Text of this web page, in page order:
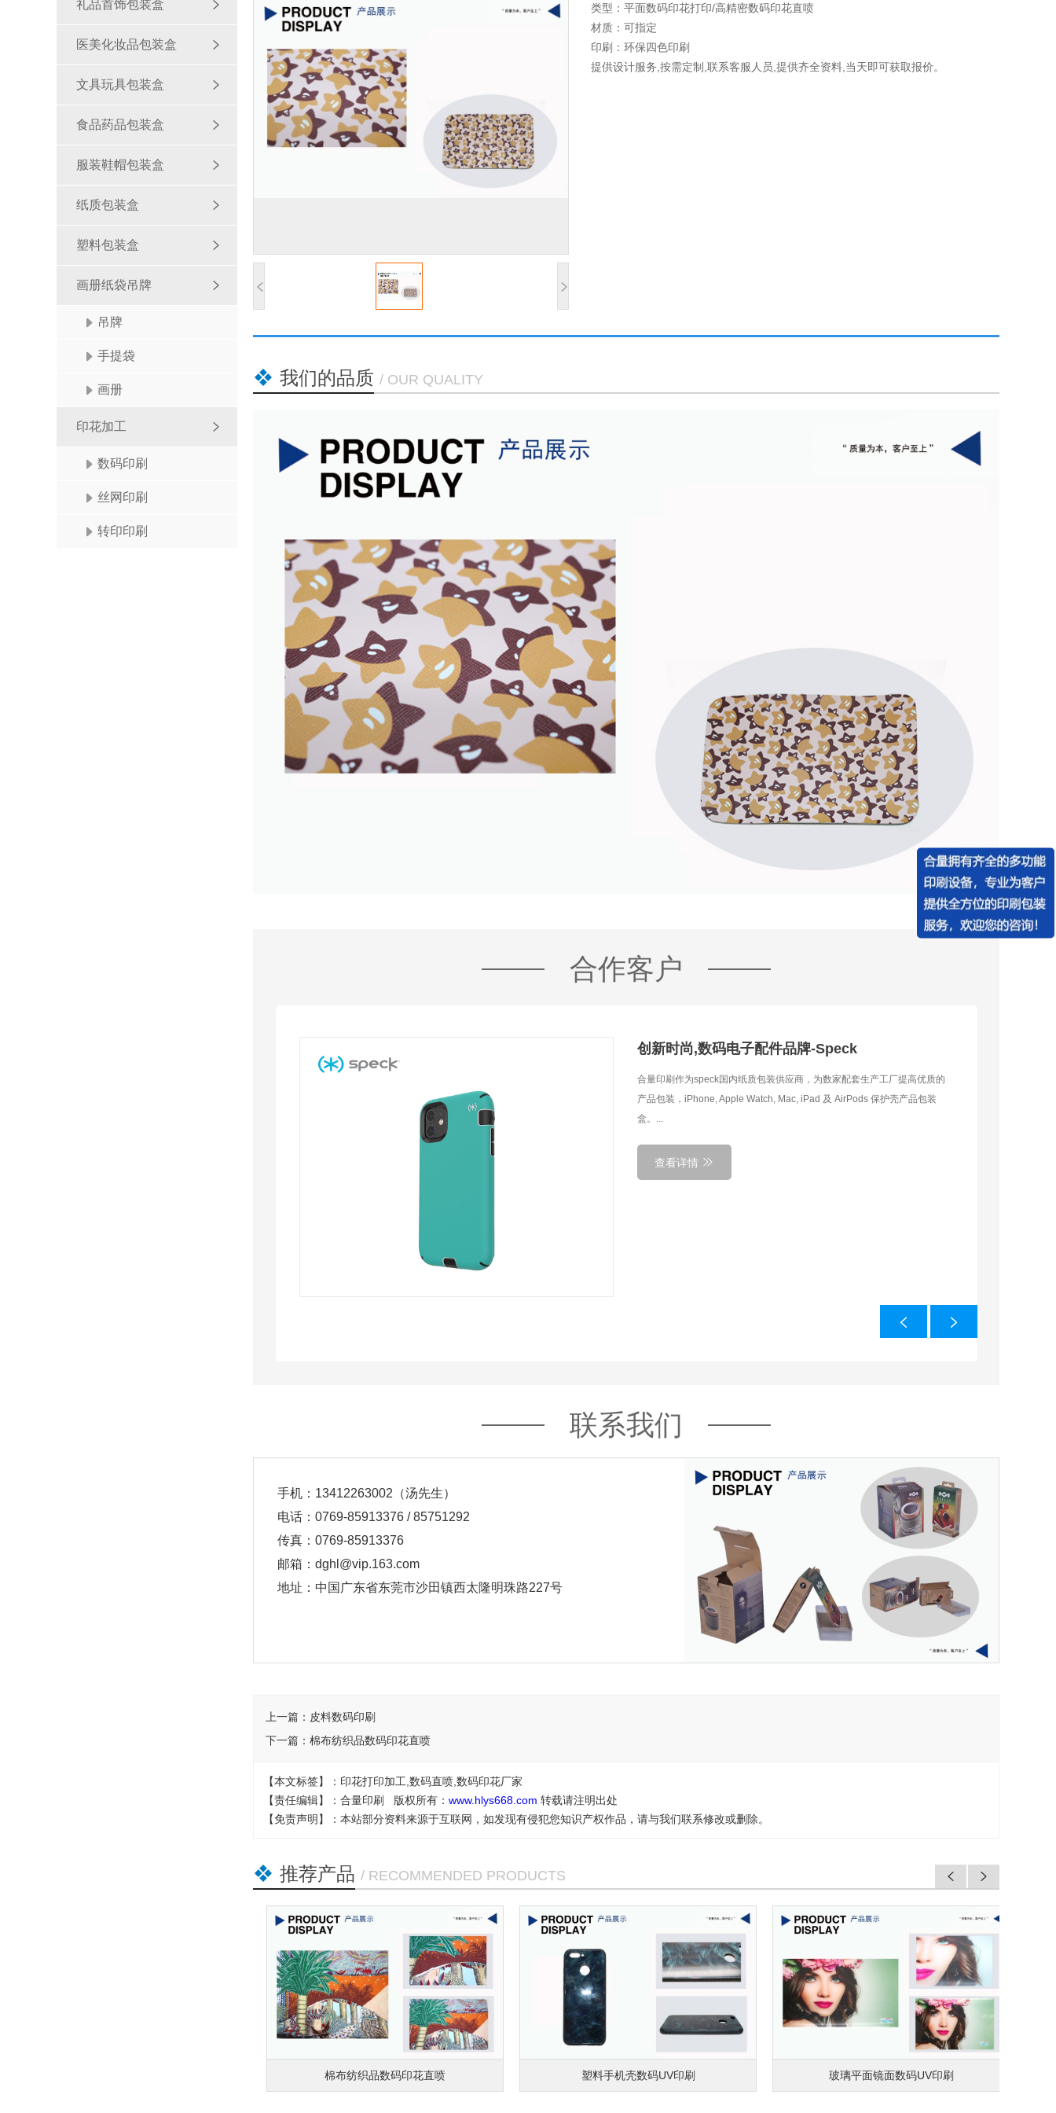
礼品首饰包装盒
医美化妆品包装盒
文具玩具包装盒
食品药品包装盒
服装鞋帽包装盒
纸质包装盒
塑料包装盒
画册纸袋吊牌
吊牌
手提袋
画册
印花加工
数码印刷
丝网印刷
转印印刷
类型：平面数码印花打印/高精密数码印花直喷
材质：可指定
印刷：环保四色印刷
提供设计服务,按需定制,联系客服人员,提供齐全资料,当天即可获取报价。
我们的品质 / OUR QUALITY
合作客户
创新时尚,数码电子配件品牌-Speck
合量印刷作为speck国内纸质包装供应商，为数家配套生产工厂提高优质的
产品包装，iPhone, Apple Watch, Mac, iPad 及 AirPods 保护壳产品包装
盒。...
查看详情
联系我们
手机：13412263002（汤先生）
电话：0769-85913376 / 85751292
传真：0769-85913376
邮箱：dghl@vip.163.com
地址：中国广东省东莞市沙田镇西太隆明珠路227号
上一篇： 皮料数码印刷
下一篇： 棉布纺织品数码印花直喷
【本文标签】：印花打印加工,数码直喷,数码印花厂家
【责任编辑】：合量印刷 版权所有： www.hlys668.com 转载请注明出处
【免责声明】：本站部分资料来源于互联网，如发现有侵犯您知识产权作品，请与我们联系修改或删除。
推荐产品 / RECOMMENDED PRODUCTS
棉布纺织品数码印花直喷 塑料手机壳数码UV印刷 玻璃平面镜面数码UV印刷